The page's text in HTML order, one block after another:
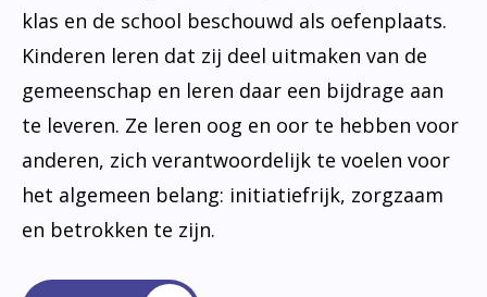
klas en de school beschouwd als oefenplaats.
Kinderen leren dat zij deel uitmaken van de
gemeenschap en leren daar een bijdrage aan
te leveren. Ze leren oog en oor te hebben voor
anderen, zich verantwoordelijk te voelen voor
het algemeen belang: initiatiefrijk, zorgzaam
en betrokken te zijn.